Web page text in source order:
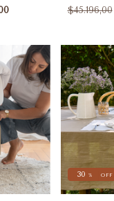
$45.196,00
30 % OFF